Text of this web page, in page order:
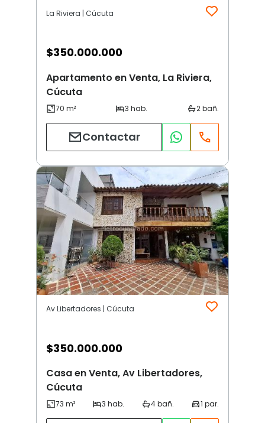
La Riviera | Cúcuta
$350.000.000
Apartamento en Venta, La Riviera,
Cúcuta
Contactar
Av Libertadores | Cúcuta
$350.000.000
Casa en Venta, Av Libertadores,
Cúcuta